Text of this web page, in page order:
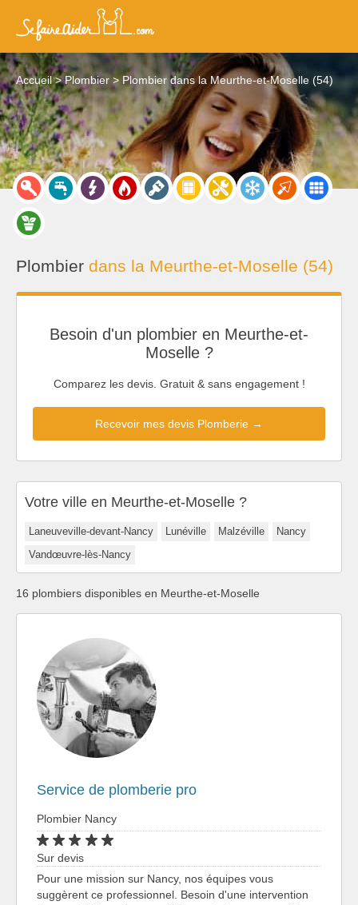
Accueil Plombier Plombier dans la Meurthe-et-Moselle (54)
Plombier dans la Meurthe-et-Moselle (54)
Besoin d'un plombier en Meurthe-et-
Moselle ?
Comparez les devis. Gratuit & sans engagement !
Recevoir mes devis Plomberie →
Votre ville en Meurthe-et-Moselle ?
Laneuveville-devant-Nancy Lunéville Malzéville
Nancy
Vandœuvre-lès-Nancy
16 plombiers disponibles en Meurthe-et-Moselle
Service de plomberie pro
Plombier Nancy
Sur devis
Pour une mission sur Nancy, nos équipes vous
suggèrent ce professionnel. Besoin d'une intervention